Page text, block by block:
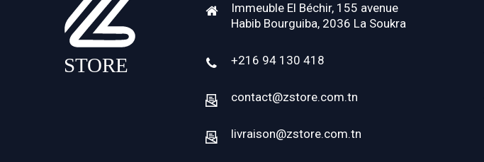
Immeuble El Béchir, 155 avenue
Habib Bourguiba, 2036 La Soukra
+216 94 130 418
contact@zstore.com.tn
livraison@zstore.com.tn